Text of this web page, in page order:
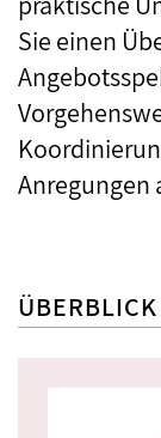
Sie einen
Anregungen
ÜBERBLICK